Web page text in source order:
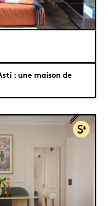
: une maison de